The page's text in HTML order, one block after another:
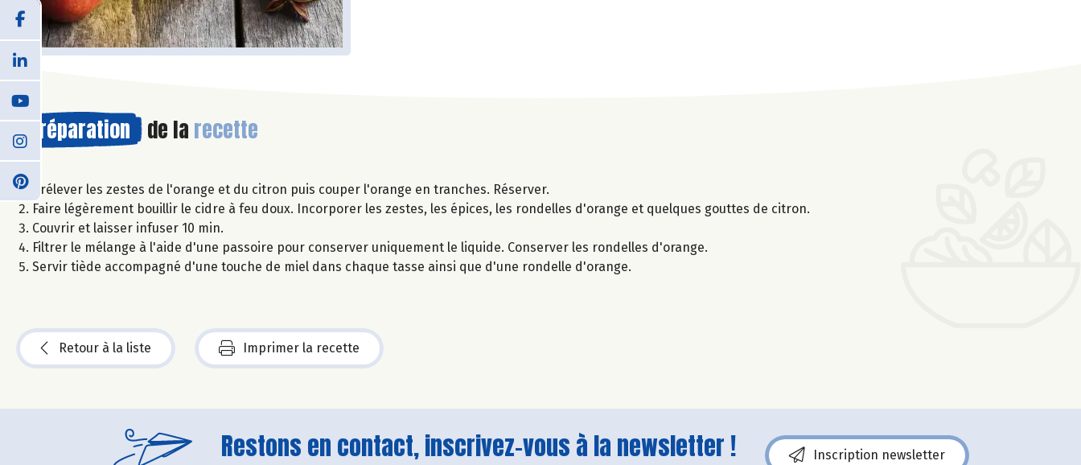
Préparation de la recette
Prélever les zestes de l'orange et du citron puis couper l'orange en tranches. Réserver.
Faire légèrement bouillir le cidre à feu doux. Incorporer les zestes, les épices, les rondelles d'orange et quelques gouttes de citron.
Couvrir et laisser infuser 10 min.
Filtrer le mélange à l'aide d'une passoire pour conserver uniquement le liquide. Conserver les rondelles d'orange.
Servir tiède accompagné d'une touche de miel dans chaque tasse ainsi que d'une rondelle d'orange.
Retour à la liste Imprimer la recette
Restons en contact, inscrivez-vous à la newsletter ! Inscription newsletter